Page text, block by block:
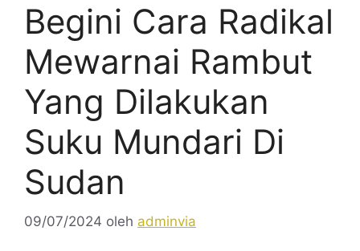
Begini Cara Radikal
Mewarnai Rambut
Yang Dilakukan
Suku Mundari Di
Sudan
09/07/2024 oleh adminvia